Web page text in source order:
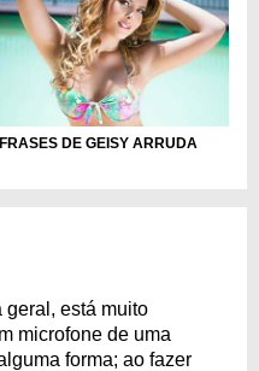
FRASES DE GEISY ARRUDA
geral, está muito
microfone de uma
forma; ao fazer